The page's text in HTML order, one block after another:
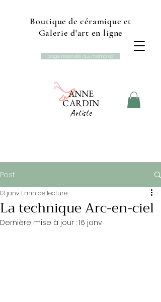
Boutique de céramique et
Galerie d'art en ligne
ANNE
CARDIN
Artiste
page reservée aux membres
Post
La technique Arc-en-ciel
13 janv.1 min de lecture
Dernière mise à jour : 16 janv.